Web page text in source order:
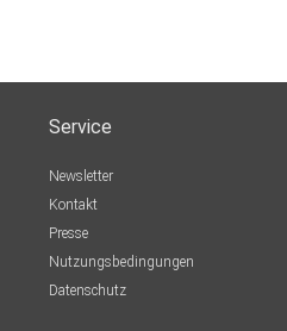
Service
Newsletter
Kontakt
Presse
Nutzungsbedingungen
Datenschutz